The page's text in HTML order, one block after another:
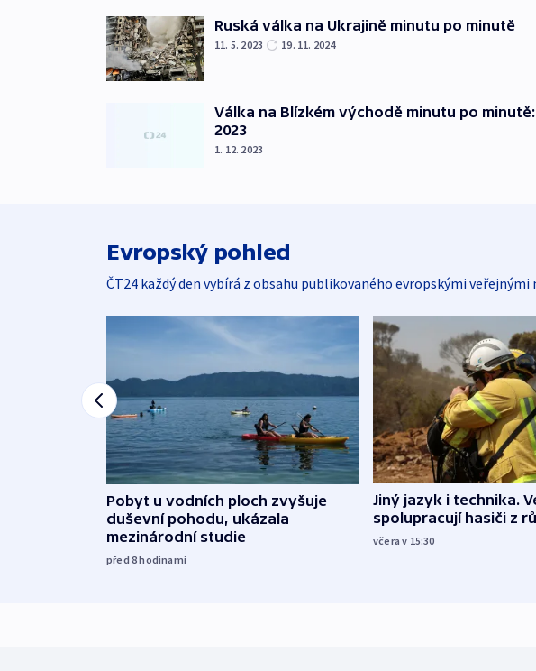
Ruská válka na Ukrajině minutu po minutě
11. 5. 2023 19. 11. 2024
Válka na Blízkém východě minutu po
2023
1. 12. 2023
Evropský pohled
ČT24 každý den vybírá z obsahu publikovaného evropskými veřejnými
Pobyt u vodních ploch zvyšuje
duševní pohodu, ukázala
mezinárodní studie
před 8hodinami
Jiný jazyk i technika.
spolupracují hasiči z
včera v 15:30